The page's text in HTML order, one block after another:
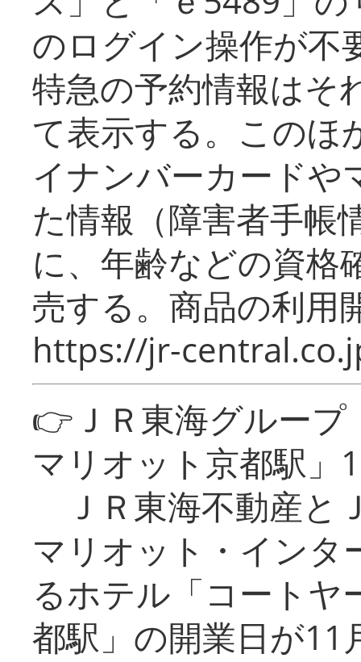
のログイン操作が不
特急の予約情報はそ
て表示する。このほ
イナンバーカードや
た情報（障害者手帳
に、年齢などの資格
売する。商品の利用
https://jr-
👉ＪＲ東海グルー
マリオット京都駅」
ＪＲ東海不動産と
マリオット・インタ
るホテル「コートヤ
都駅」の開業日が11